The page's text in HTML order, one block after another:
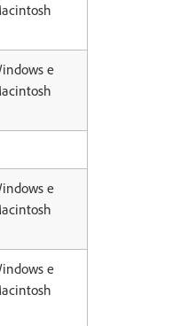
e
e
e